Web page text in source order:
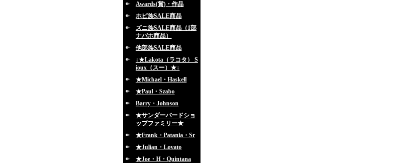
Awards(賞)・作品
ホピ族SALE商品
ズニ族SALE商品（1部
ナバホ商品）
他部族SALE商品
↓★Lakota（ラコタ） S
ioux（スー）★↓
★Michael・Haskell
★Paul・Szabo
Barry・Johnson
★サンダーバードショ
ップファミリー★
★Frank・Patania・Sr
★Julian・Lovato
★Joe・H・Quintana